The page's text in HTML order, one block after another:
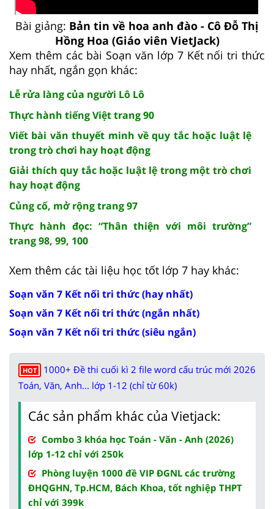
Bài giảng: Bản tin về hoa anh đào - Cô Đỗ Thị
Hồng Hoa (Giáo viên VietJack)
Xem thêm các bài Soạn văn lớp 7 Kết nối tri thức
hay nhất, ngắn gọn khác:
Lễ rửa làng của người Lô Lô
Thực hành tiếng Việt trang 90
Viết bài văn thuyết minh về quy tắc hoặc luật lệ
trong trò chơi hay hoạt động
Giải thích quy tắc hoặc luật lệ trong một trò chơi
hay hoạt động
Củng cố, mở rộng trang 97
Thực hành đọc: “Thân thiện với môi trường”
trang 98, 99, 100
Xem thêm các tài liệu học tốt lớp 7 hay khác:
Soạn văn 7 Kết nối tri thức (hay nhất)
Soạn văn 7 Kết nối tri thức (ngắn nhất)
Soạn văn 7 Kết nối tri thức (siêu ngắn)
HOT
1000+ Đề thi cuối kì 2 file word cấu trúc mới 2026
Toán, Văn, Anh... lớp 1-12 (chỉ từ 60k)
Các sản phẩm khác của Vietjack:
Combo 3 khóa học Toán - Văn - Anh (2026)
lớp 1-12 chỉ với 250k
Phòng luyện 1000 đề VIP ĐGNL các trường
ĐHQGHN, Tp.HCM, Bách Khoa, tốt nghiệp THPT
chỉ với 399k